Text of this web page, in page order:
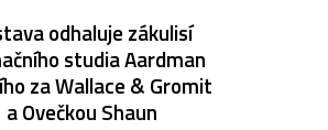
odhaluje zákulisí
studia Aardman
za Wallace & Gromit
a Ovečkou Shaun